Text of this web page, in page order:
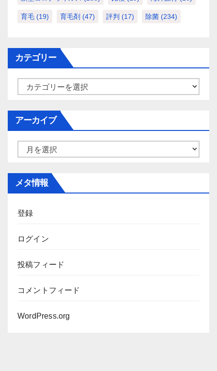
育毛 (19) 育毛剤 (47) 評判 (17) 除菌 (234)
カテゴリー
ー
アーカイブ
メタ情報
登録
ログイン
投稿フィード
コメントフィード
WordPress.org